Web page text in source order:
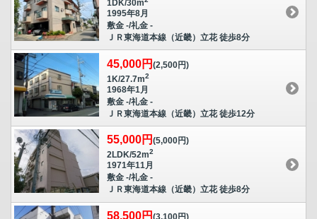
1DK/30m
1995年8月
敷金 -/礼金 -
ＪＲ東海道本線（近畿）立花 徒歩8分
45,000円 (2,500円)
1K/27.7m2
1968年1月
敷金 -/礼金 -
ＪＲ東海道本線（近畿）立花 徒歩12分
55,000円 (5,000円)
2LDK/52m2
1971年11月
敷金 -/礼金 -
ＪＲ東海道本線（近畿）立花 徒歩8分
58,500円